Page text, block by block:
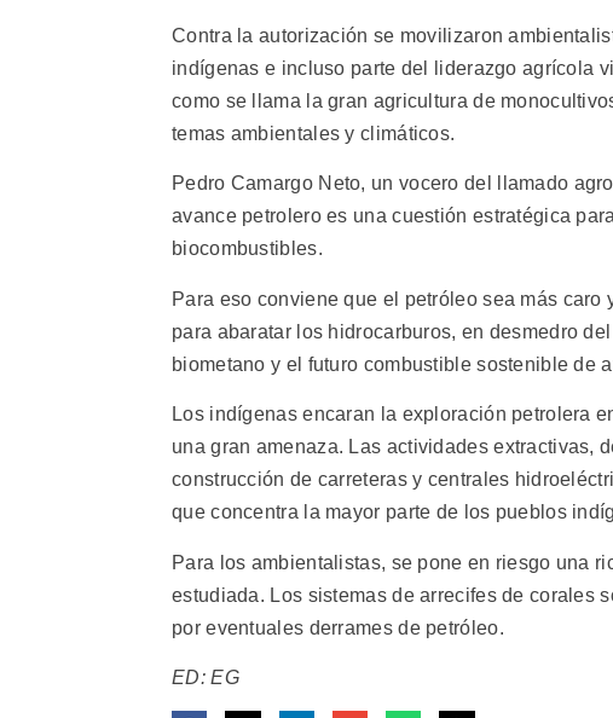
Contra la autorización se movilizaron
indígenas e incluso parte del liderazgo agrícola
como se llama la gran agricultura de
temas ambientales y climáticos.
Pedro Camargo Neto, un vocero del llamado
avance petrolero es una cuestión estratégica
biocombustibles.
Para eso conviene que el petróleo sea más
para abaratar los hidrocarburos, en desmedro
biometano y el futuro combustible sostenible de
Los indígenas encaran la exploración petrolera
una gran amenaza. Las actividades extractivas,
construcción de carreteras y centrales
que concentra la mayor parte de los pueblos
Para los ambientalistas, se pone en riesgo una
estudiada. Los sistemas de arrecifes de corales
por eventuales derrames de petróleo.
ED: EG